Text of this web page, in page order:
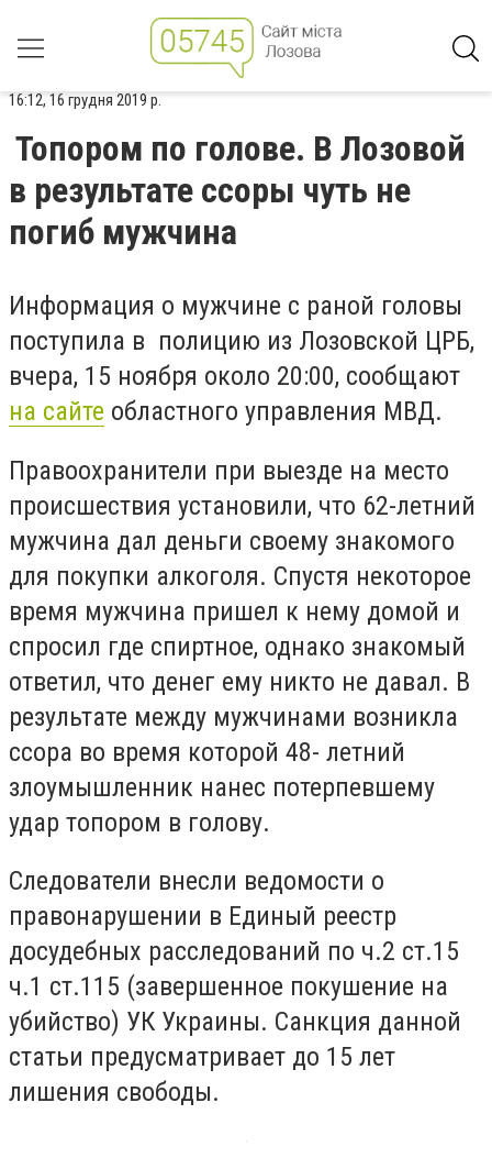
16:12, 16 грудня 2019 р.
Топором по голове. В Лозовой
в результате ссоры чуть не
погиб мужчина
Информация о мужчине с раной головы
поступила в полицию из Лозовской ЦРБ,
вчера, 15 ноября около 20:00, сообщают
на сайте областного управления МВД.
Правоохранители при выезде на место
происшествия установили, что 62-летний
мужчина дал деньги своему знакомого
для покупки алкоголя. Спустя некоторое
время мужчина пришел к нему домой и
спросил где спиртное, однако знакомый
ответил, что денег ему никто не давал. В
результате между мужчинами возникла
ссора во время которой 48- летний
злоумышленник нанес потерпевшему
удар топором в голову.
Следователи внесли ведомости о
правонарушении в Единый реестр
досудебных расследований по ч.2 ст.15
ч.1 ст.115 (завершенное покушение на
убийство) УК Украины. Санкция данной
статьи предусматривает до 15 лет
лишения свободы.